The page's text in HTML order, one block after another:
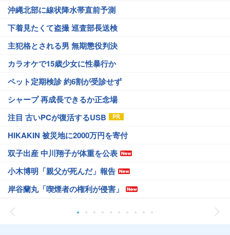
沖縄北部に線状降水帯直前予測
下着見たくて盗撮 巡査部長送検
主犯格とされる男 無期懲役判決
カラオケで15歳少女に性暴行か
ペット定期検診 約6割が受診せず
シャープ 再成長できるか正念場
注目 古いPCが復活するUSB
HIKAKIN 被災地に2000万円を寄付
双子出産 中川翔子が体重を公表
小木博明「親父が死んだ」報告
岸谷蘭丸「喫煙者の権利が侵害」